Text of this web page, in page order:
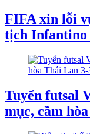
FIFA xin lỗi
tịch Infantino
Tuyển futsal
mục, cầm